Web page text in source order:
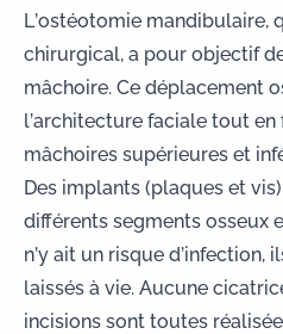
L’ostéotomie mandibulaire,
chirurgical, a pour objectif
mâchoire. Ce déplacement
l’architecture faciale tout
mâchoires supérieures et
Des implants (plaques et
différents segments osseux
n’y ait un risque d’infection,
laissés à vie. Aucune
incisions sont toutes